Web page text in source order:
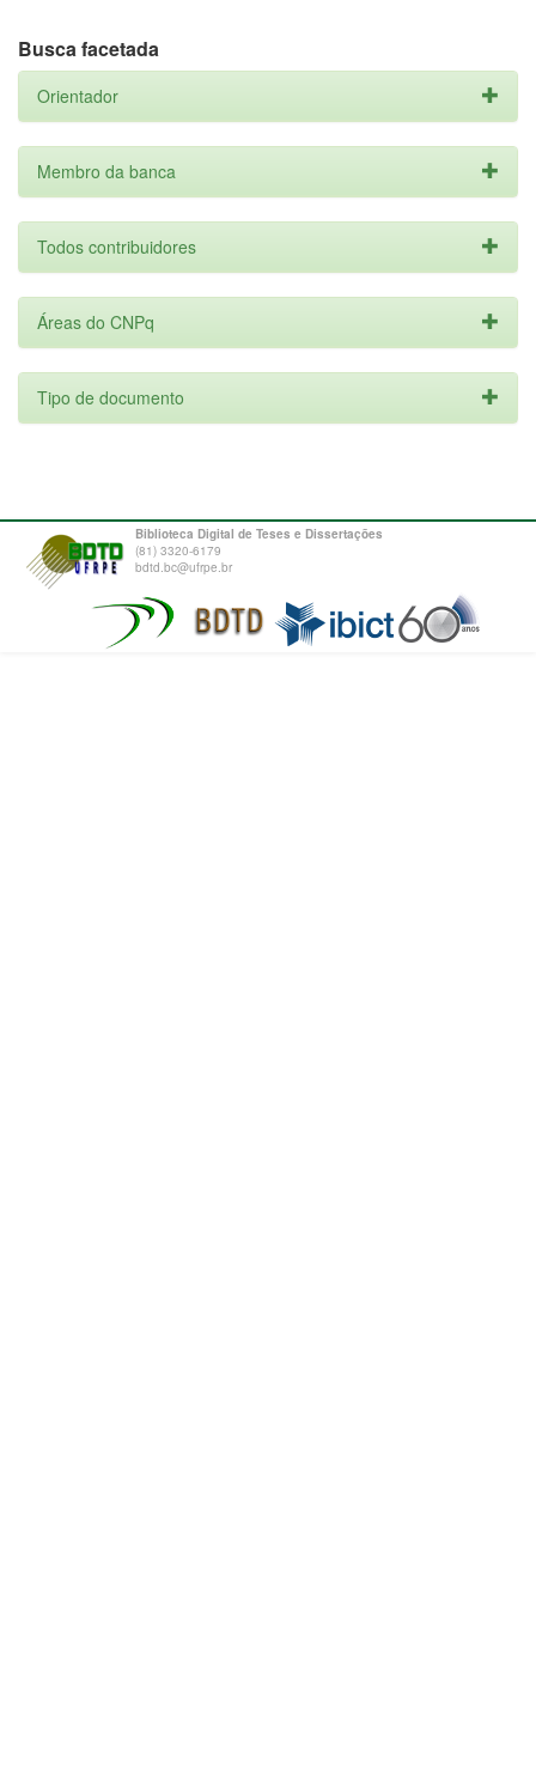
Busca facetada
Orientador
Membro da banca
Todos contribuidores
Áreas do CNPq
Tipo de documento
Biblioteca Digital de Teses e Dissertações
(81) 3320-6179
bdtd.bc@ufrpe.br